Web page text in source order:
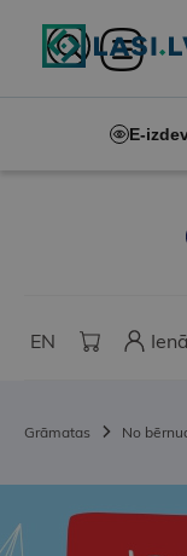
E-
EN
Grāmatas No